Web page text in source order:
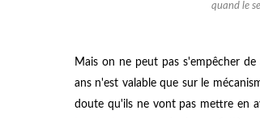
quand le
Mais on ne peut pas s'empêcher
ans n'est valable que sur le
doute qu'ils ne vont pas mettre en